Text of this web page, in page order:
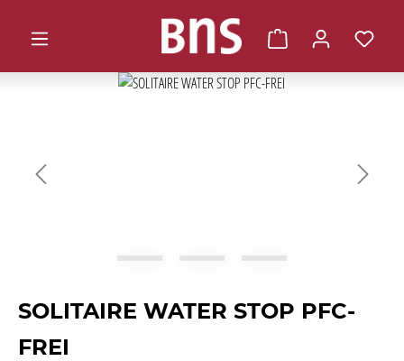
Warenkorb enthält
Bildergalerie überspringen
SOLITAIRE WATER STOP PFC-
FREI